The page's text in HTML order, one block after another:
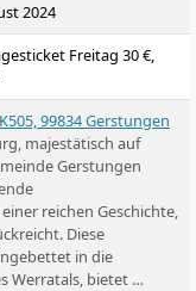
2024
Freitag 30 €,
99834 Gerstungen
majestätisch auf
Gerstungen
reichen Geschichte,
Diese
in die
Werratals, bietet …